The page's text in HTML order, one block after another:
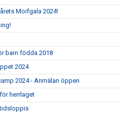
Moifgala 2024!
barn födda 2018
2024
2024 - Anmälan öppen
herrlaget